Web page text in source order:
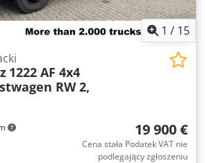
1 / 15
1222 AF 4x4
RW 2,
19 900 €
Cena stała Podatek VAT nie
podlegający zgłoszeniu